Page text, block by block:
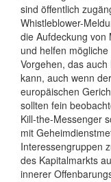
sind öffentlich
Whistleblower-
die Aufdeckung von
und helfen
Vorgehen, das
kann, auch wenn
europäischen
sollten fein
Kill-the-Messenger
mit
Interessengruppen
des Kapitalmarkts
innerer